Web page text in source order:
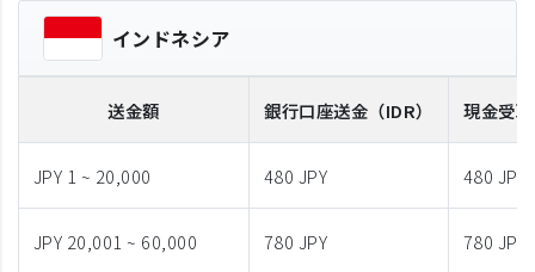
インドネシア
送金額 銀行口座送金 （IDR） 現金受取
JPY 1 ~ 20,000 480 JPY 480 JPY
JPY 20,001 ~ 60,000 780 JPY 780 JPY